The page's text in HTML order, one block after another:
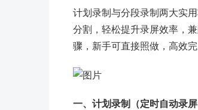
计划录制与分段录制两大实
分割，轻松提升录屏效率，
骤，新手可直接照做，高效完
一、计划录制（定时自动录屏